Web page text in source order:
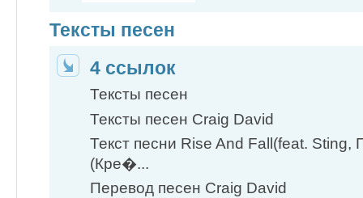
Тексты песен
4 ссылок
Тексты песен
Тексты песен Craig David
Текст песни Rise And Fall(feat. Sting,
(Кре�...
Перевод песен Craig David